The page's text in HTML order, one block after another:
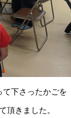
下さったかごを
頂きました。